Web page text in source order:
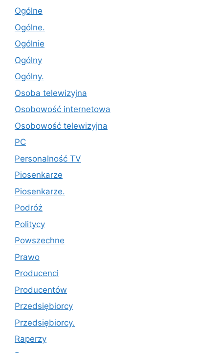
Ogólne
Ogólne.
Ogólnie
Ogólny
Ogólny.
Osoba telewizyjna
Osobowość internetowa
Osobowość telewizyjna
PC
Personalność TV
Piosenkarze
Piosenkarze.
Podróż
Politycy
Powszechne
Prawo
Producenci
Producentów
Przedsiębiorcy
Przedsiębiorcy.
Raperzy